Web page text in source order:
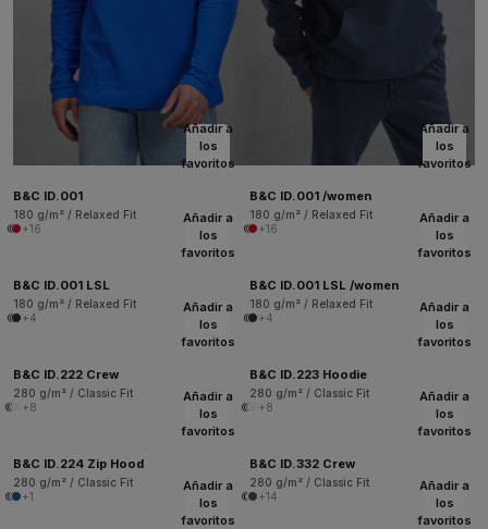
Añadir a
los
favoritos
B&C ID.001
180 g/m² / Relaxed Fit
+16
Añadir a
los
favoritos
B&C ID.001 /women
180 g/m² / Relaxed Fit
+16
Añadir a
los
favoritos
B&C ID.001 LSL
180 g/m² / Relaxed Fit
+4
Añadir a
los
favoritos
B&C ID.001 LSL /women
180 g/m² / Relaxed Fit
+4
Añadir a
los
favoritos
B&C ID.222 Crew
280 g/m² / Classic Fit
+8
Añadir a
los
favoritos
B&C ID.223 Hoodie
280 g/m² / Classic Fit
+8
Añadir a
los
favoritos
B&C ID.224 Zip Hood
280 g/m² / Classic Fit
+1
Añadir a
los
favoritos
B&C ID.332 Crew
280 g/m² / Classic Fit
+14
Añadir a
los
favoritos
Añadir a
los
favoritos